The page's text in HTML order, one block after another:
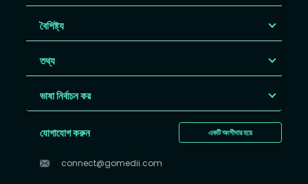
বৈশিষ্ট্য
তথ্য
ভাষা নির্বাচন কর
একটি অংশীদার হয়ে
যোগাযোগ করুন
connect@gomedii.com